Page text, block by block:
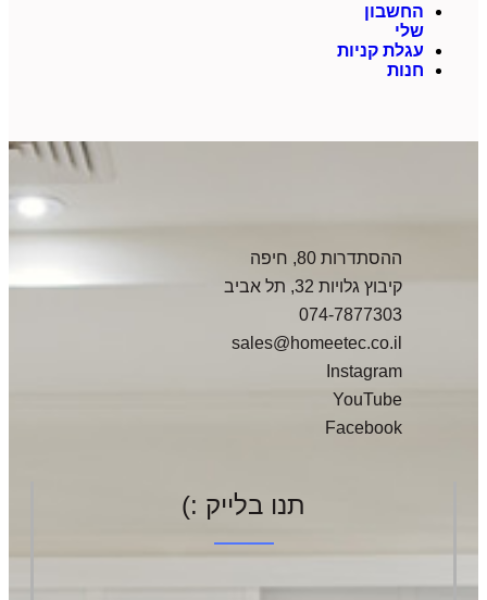
החשבון
שלי
עגלת קניות
חנות
ההסתדרות 80, חיפה
קיבוץ גלויות 32, תל אביב
074-7877303
sales@homeetec.co.il
Instagram
YouTube
Facebook
תנו בלייק :)